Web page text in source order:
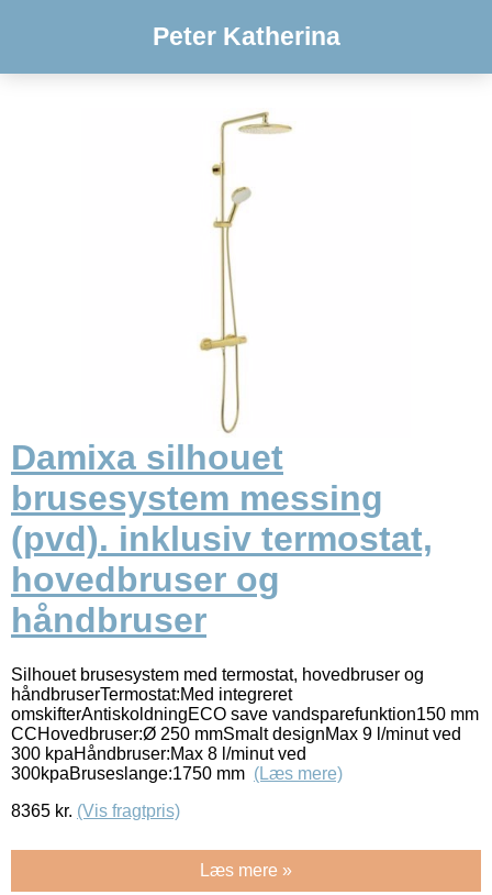
Peter Katherina
Damixa silhouet
brusesystem messing
(pvd). inklusiv termostat,
hovedbruser og
håndbruser
Silhouet brusesystem med termostat, hovedbruser og
håndbruserTermostat:Med integreret
omskifterAntiskoldningECO save vandsparefunktion150 mm
CCHovedbruser:Ø 250 mmSmalt designMax 9 l/minut ved
300 kpaHåndbruser:Max 8 l/minut ved
300kpaBruseslange:1750 mm (Læs mere)
8365 kr. (Vis fragtpris)
Læs mere »